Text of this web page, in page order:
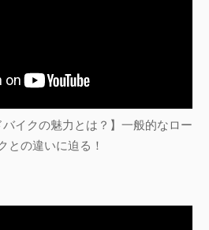
バイクの魅力とは？】一般的なロー
との違いに迫る！